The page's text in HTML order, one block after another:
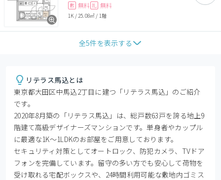
敷 無料 礼 無料
1K / 25.08㎡ / 1階
全5件を表示する
リテラス馬込とは
東京都大田区中馬込2丁目に建つ「リテラス馬込」のご紹介
です。
2020年8月築の「リテラス馬込」は、総戸数63戸を誇る地上9
階建て高級デザイナーズマンションです。単身者やカップル
に最適な1K～1LDKのお部屋をご用意しております。
セキュリティ対策としてオートロック、防犯カメラ、TVドア
フォンを完備しています。留守の多い方でも安心して荷物を
受け取れる宅配ボックスや、24時間利用可能な敷地内ゴミス